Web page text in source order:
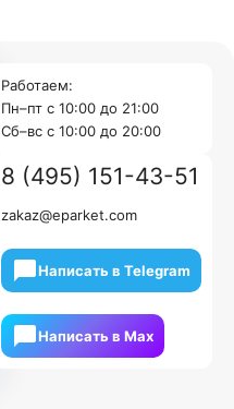
Работаем:
Пн–пт с 10:00 до 21:00
Cб–вс с 10:00 до 20:00
8 (495) 151-43-51
zakaz@eparket.com
Написать в Telegram
Написать в Мах